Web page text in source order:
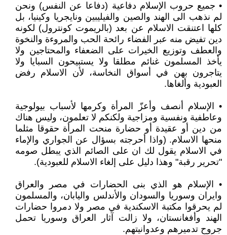
• جميع حروب الإسلام دفاعية (دفاعا عن النفس) ونحن
لم نذهب الى الهند والصين والفيليبين ونايجريا وكينيا، بل
كلها اعتنقت الاسلام عن بعد (بالريموت كونترول) لكونه
دين تفيض منه عبر الفضاء رائحة الحب والمروءة والنخوة
والعطف وتوزيع الخيرات على الضعفاء والمحتاجين ولا
يأخذ المسلمون غنائم مطلقا ولا يستبيحون السبايا ولا
يتاجرون بهن في أسواق النخاسة، لأن الاسلام رفض
العبودية وألغاها.
• الإسلام أنصف وأعزّ المرأة وكرمها لأسباب بيولوجية
وعاطفية ونفسية ومزاجية ولكنكم لا تعلمون، وليس هناك
من دين أو عقيدة أو حضارة منحت المرأة حقوقا مثلما
منحها الاسلام. (واذا أحرجته بسؤال عن الجواري والإماء
في الاسلام يقول لك ان على الصائم الذي يبطل صومه
"تحرير رقبة" وهذا دليل على إلغاء الاسلام للعبودية).
• الإسلام هو الذي بنى الحضارات في مصر والعراق
وايران وسوريا والسودان والأندلس واليابان، والمسلمون
لم يحرقوا مكتبة الاسكندية في مصر ولا دمروا حضارات
الهند وأفغانستان، ولا زالت آثار العراق وسوريا تحمل
جروح تدميرهم وعدوانيتهم.